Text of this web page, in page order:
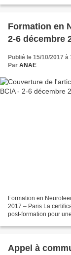
Formation en
2-6 décembre
Publié le 15/10/2017 à
Par ANAE
Formation en
2017 – Paris La
post-formation pour
Appel à